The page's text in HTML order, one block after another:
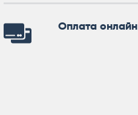
Оплата онлайн